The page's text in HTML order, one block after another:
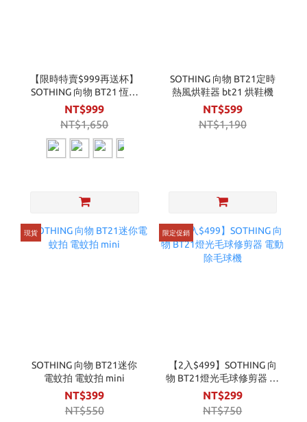
【限時特賣$999再送杯】
SOTHING 向物 BT21 恆溫
暖杯墊 - 疊疊樂 / 暖呼呼
(送BT21玻璃馬克杯套組)
暖杯墊
NT$999
NT$1,650
SOTHING 向物 BT21定時
熱風烘鞋器 bt21 烘鞋機
NT$599
NT$1,190
現貨
SOTHING 向物 BT21迷你
電蚊拍 電蚊拍 mini
NT$399
NT$550
限定促銷
【2入$499】SOTHING 向
物 BT21燈光毛球修剪器 電
動除毛球機
NT$299
NT$750